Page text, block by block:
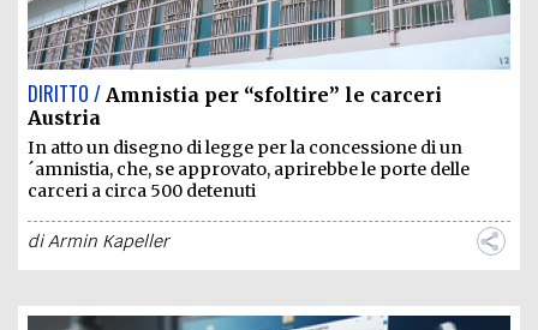
DIRITTO / Amnistia per “sfoltire” le carceri
Austria
In atto un disegno di legge per la concessione di un
´amnistia, che, se approvato, aprirebbe le porte delle
carceri a circa 500 detenuti
diArmin Kapeller